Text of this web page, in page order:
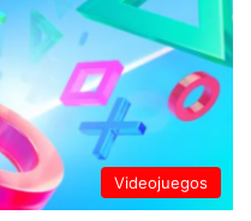
Videojuegos